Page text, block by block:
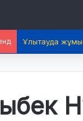
Ұлытауда